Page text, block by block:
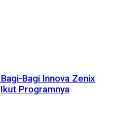
Bagi Innova Zenix
Programnya